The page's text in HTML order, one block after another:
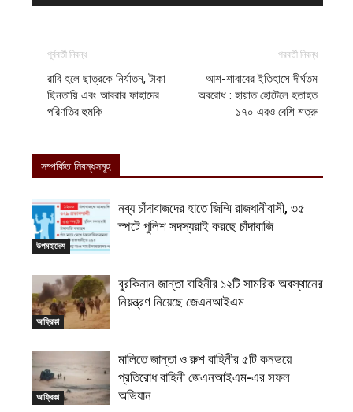
পূর্ববর্তী নিবন্ধ
রাবি হলে ছাত্রকে নির্যাতন, টাকা
ছিনতায়ি এবং আবরার ফাহাদের
পরিণতির হুমকি
পরবর্তী নিবন্ধ
আশ-শাবাবের ইতিহাসে দীর্ঘতম
অবরোধ : হায়াত হোটেলে হতাহত
১৭০ এরও বেশি শত্রু
সম্পর্কিত নিবন্ধসমূহ
উপমহাদেশ
নব্য চাঁদাবাজদের হাতে জিম্মি রাজধানীবাসী, ৩৫
স্পটে পুলিশ সদস্যরাই করছে চাঁদাবাজি
আফ্রিকা
বুরকিনান জান্তা বাহিনীর ১২টি সামরিক অবস্থানের
নিয়ন্ত্রণ নিয়েছে জেএনআইএম
আফ্রিকা
মালিতে জান্তা ও রুশ বাহিনীর ৫টি কনভয়ে
প্রতিরোধ বাহিনী জেএনআইএম-এর সফল
অভিযান